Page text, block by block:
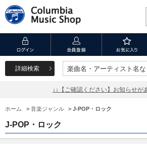
詳細検索 楽曲名・アーティスト名な
楽曲名・アーティスト名な
↓↓【ご確認ください】お知らせが
ホーム > 音楽ジャンル > J-POP・ロック
J-POP・ロック